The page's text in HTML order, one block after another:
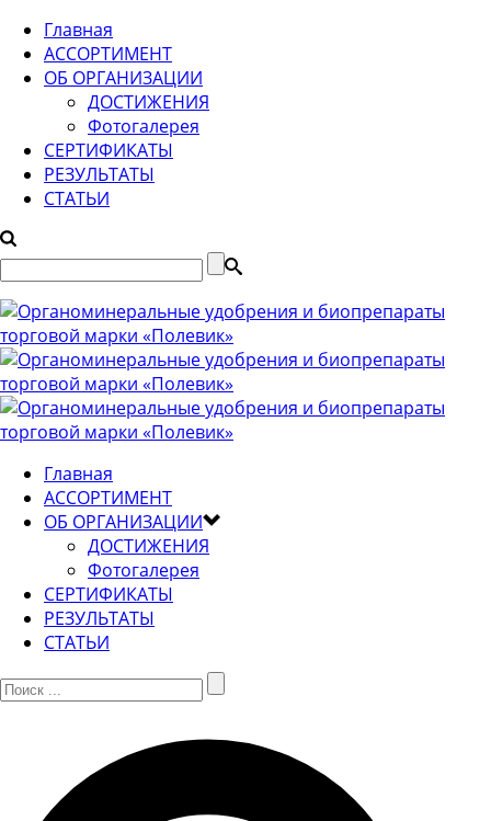
Главная
АССОРТИМЕНТ
ОБ ОРГАНИЗАЦИИ
ДОСТИЖЕНИЯ
Фотогалерея
СЕРТИФИКАТЫ
РЕЗУЛЬТАТЫ
СТАТЬИ
Главная
АССОРТИМЕНТ
ОБ ОРГАНИЗАЦИИ
ДОСТИЖЕНИЯ
Фотогалерея
СЕРТИФИКАТЫ
РЕЗУЛЬТАТЫ
СТАТЬИ